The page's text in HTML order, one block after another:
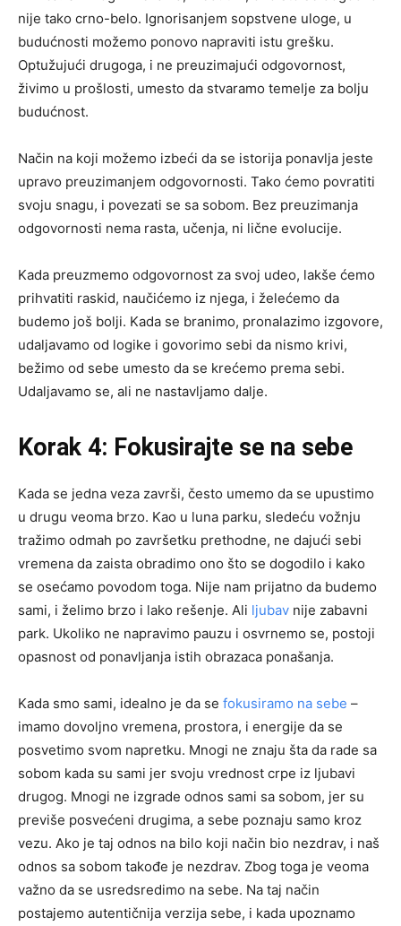
nije tako crno-belo. Ignorisanjem sopstvene uloge, u
budućnosti možemo ponovo napraviti istu grešku.
Optužujući drugoga, i ne preuzimajući odgovornost,
živimo u prošlosti, umesto da stvaramo temelje za bolju
budućnost.
Način na koji možemo izbeći da se istorija ponavlja jeste
upravo preuzimanjem odgovornosti. Tako ćemo povratiti
svoju snagu, i povezati se sa sobom. Bez preuzimanja
odgovornosti nema rasta, učenja, ni lične evolucije.
Kada preuzmemo odgovornost za svoj udeo, lakše ćemo
prihvatiti raskid, naučićemo iz njega, i želećemo da
budemo još bolji. Kada se branimo, pronalazimo izgovore,
udaljavamo od logike i govorimo sebi da nismo krivi,
bežimo od sebe umesto da se krećemo prema sebi.
Udaljavamo se, ali ne nastavljamo dalje.
Korak 4: Fokusirajte se na sebe
Kada se jedna veza završi, često umemo da se upustimo
u drugu veoma brzo. Kao u luna parku, sledeću vožnju
tražimo odmah po završetku prethodne, ne dajući sebi
vremena da zaista obradimo ono što se dogodilo i kako
se osećamo povodom toga. Nije nam prijatno da budemo
sami, i želimo brzo i lako rešenje. Ali ljubav nije zabavni
park. Ukoliko ne napravimo pauzu i osvrnemo se, postoji
opasnost od ponavljanja istih obrazaca ponašanja.
Kada smo sami, idealno je da se fokusiramo na sebe –
imamo dovoljno vremena, prostora, i energije da se
posvetimo svom napretku. Mnogi ne znaju šta da rade sa
sobom kada su sami jer svoju vrednost crpe iz ljubavi
drugog. Mnogi ne izgrade odnos sami sa sobom, jer su
previše posvećeni drugima, a sebe poznaju samo kroz
vezu. Ako je taj odnos na bilo koji način bio nezdrav, i naš
odnos sa sobom takođe je nezdrav. Zbog toga je veoma
važno da se usredsredimo na sebe. Na taj način
postajemo autentičnija verzija sebe, i kada upoznamo